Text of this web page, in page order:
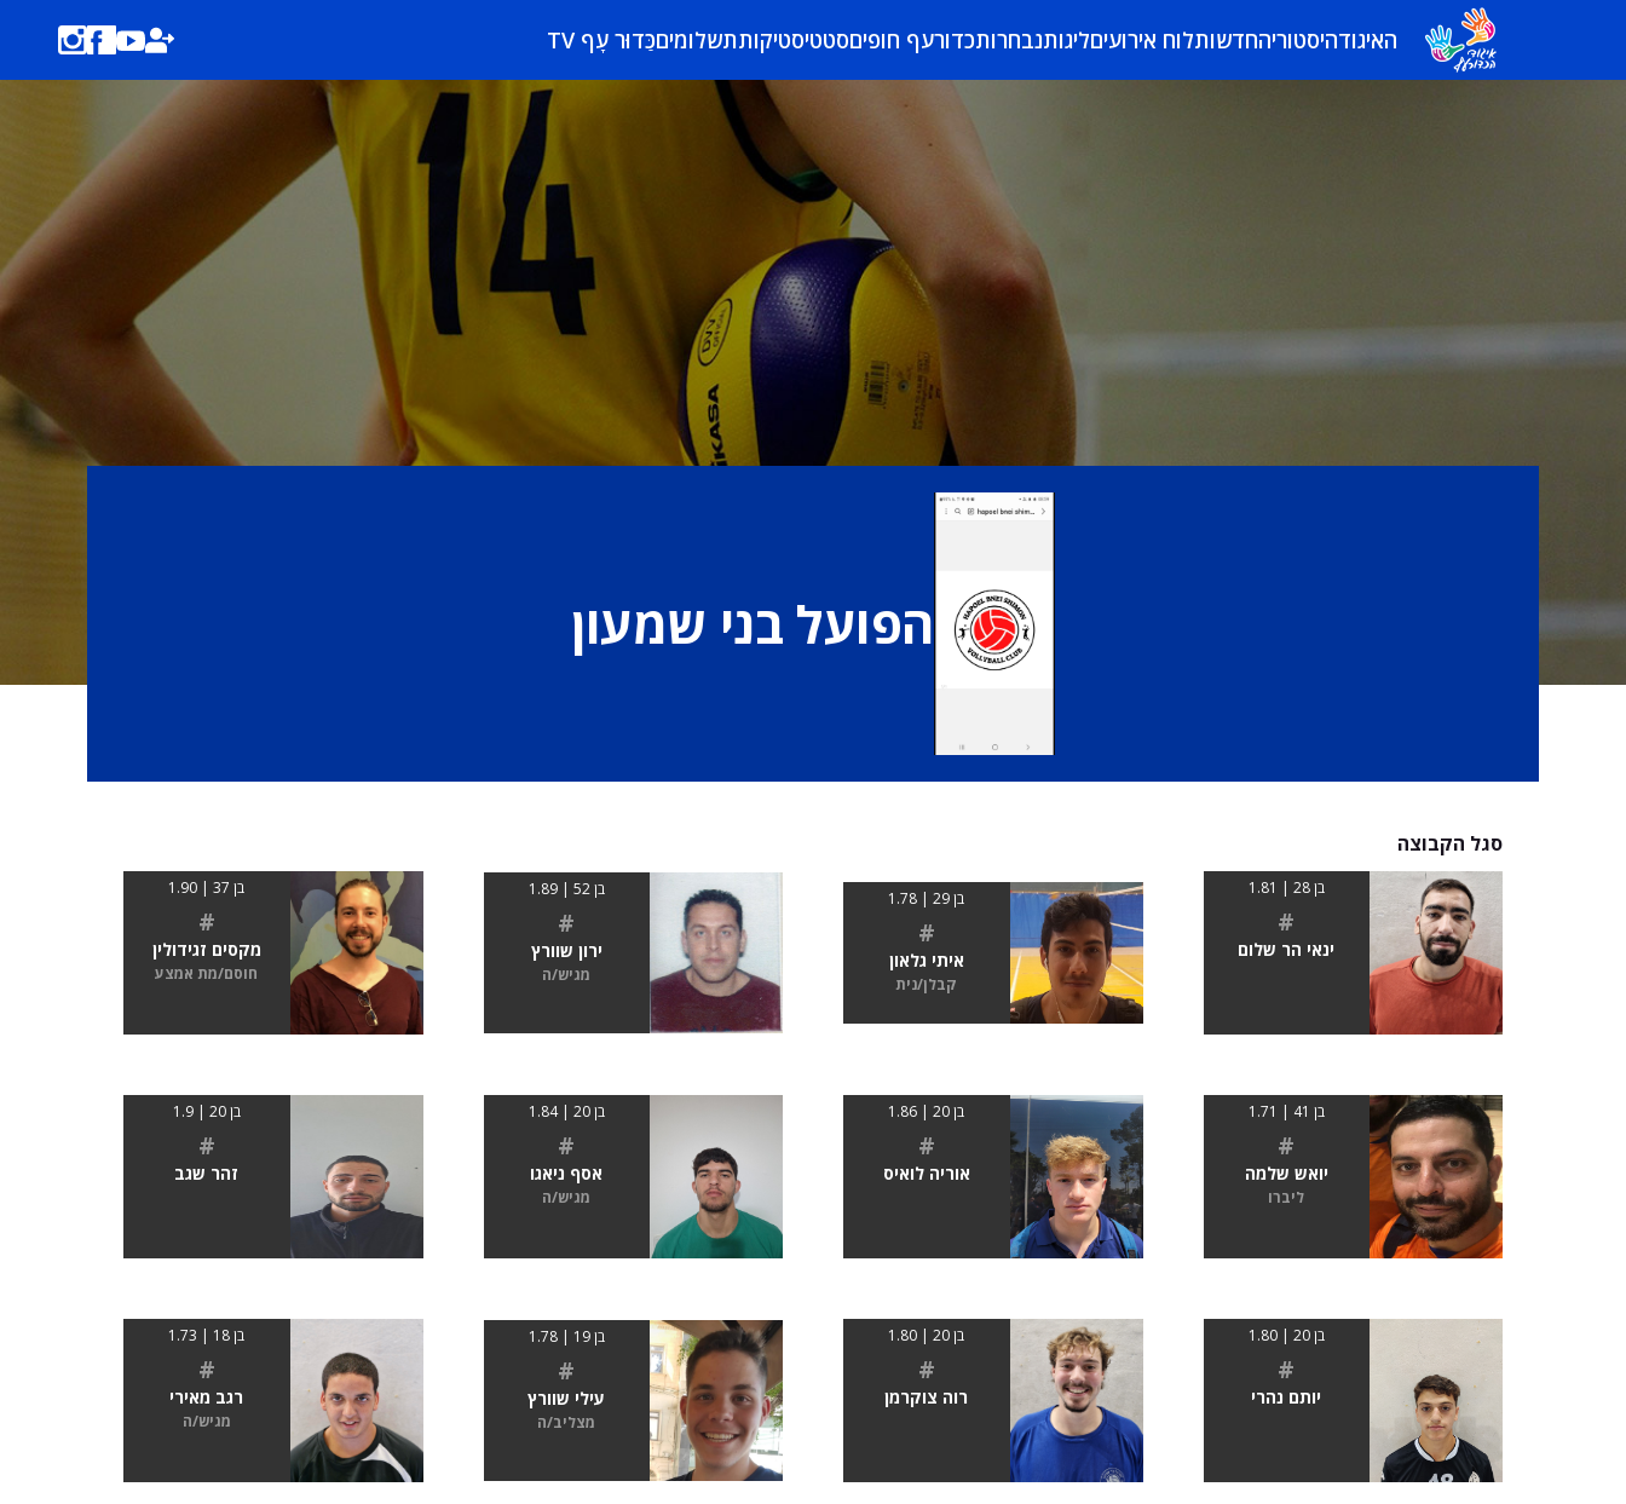
האיגודהיסטוריהחדשותלוח אירועיםליגותנבחרותכדורעף חופיםסטטיסטיקותתשלומיםכַּדוּר עָף TV
הפועל בני שמעון
סגל הקבוצה
בן 28 | 1.81
#
ינאי הר שלום
בן 29 | 1.78
#
איתי גלאון
קבלן/נית
בן 52 | 1.89
#
ירון שוורץ
מגיש/ה
בן 37 | 1.90
#
מקסים זגידולין
חוסם/מת אמצע
בן 41 | 1.71
#
יואש שלמה
ליברו
בן 20 | 1.86
#
אוריה לואיס
בן 20 | 1.84
#
אסף ניאגו
מגיש/ה
בן 20 | 1.9
#
זהר שגב
בן 20 | 1.80
#
יותם נהרי
בן 20 | 1.80
#
רוה צוקרמן
בן 19 | 1.78
#
עילי שוורץ
מצליב/ה
בן 18 | 1.73
#
רגב מאירי
מגיש/ה